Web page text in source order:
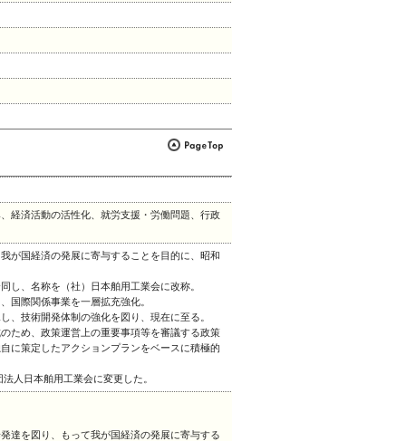
経済活動の活性化、就労支援・労働問題、行政
が国経済の発展に寄与することを目的に、昭和
し、名称を（社）日本舶用工業会に改称。
国際関係事業を一層拡充強化。
、技術開発体制の強化を図り、現在に至る。
ため、政策運営上の重要事項等を審議する政策
に策定したアクションプランをベースに積極的
人日本舶用工業会に変更した。
達を図り、もって我が国経済の発展に寄与する